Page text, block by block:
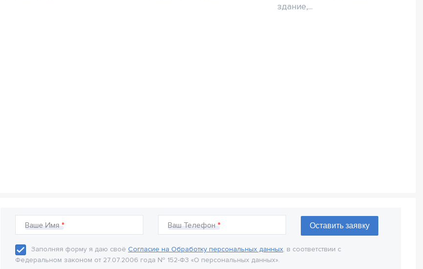
здание,...
Ваше Имя Ваш Телефон
Заполняя форму я даю своё Согласие на Обработку персональных данных, в соответствии с
Федеральном законом от 27.07.2006 года № 152-Ф3 «О персональных данных».